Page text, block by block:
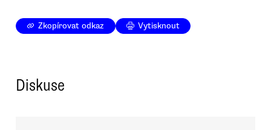
Zkopírovat odkaz Vytisknout
Diskuse